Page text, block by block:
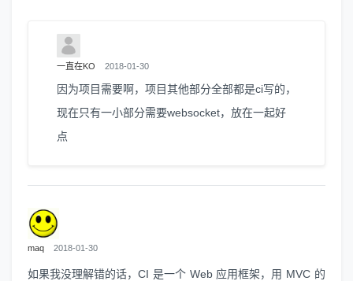
一直在KO 2018-01-30
因为项目需要啊，项目其他部分全部都是ci写的，
现在只有一小部分需要websocket，放在一起好
点
maq 2018-01-30
如果我没理解错的话，CI 是一个 Web 应用框架，用 MVC 的